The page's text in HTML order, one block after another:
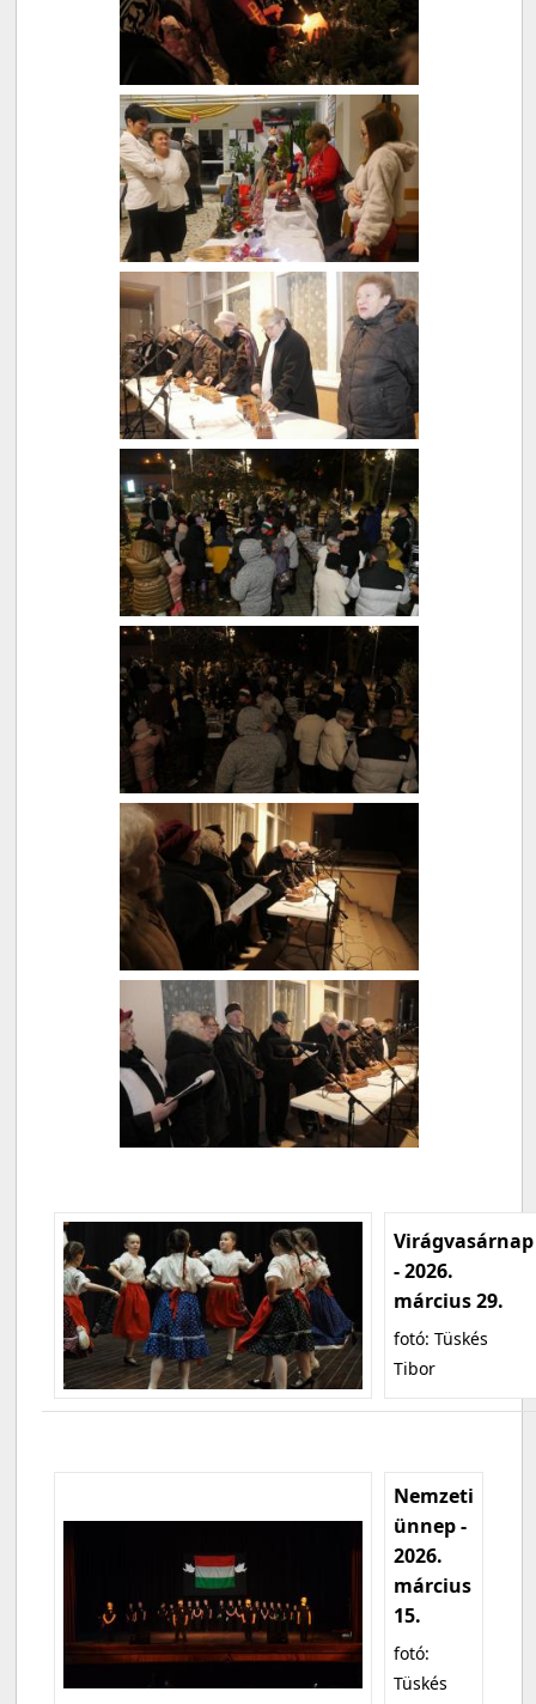
Virágvasárnap
- 2026.
március 29.
fotó: Tüskés
Tibor
Nemzeti
ünnep -
2026.
március
15.
fotó:
Tüskés